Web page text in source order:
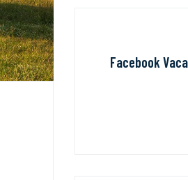
Facebook